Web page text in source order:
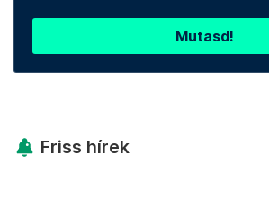
Mutasd!
Friss hírek